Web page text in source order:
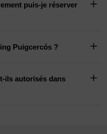
puis-je réserver
Puigcercós ?
ils autorisés dans